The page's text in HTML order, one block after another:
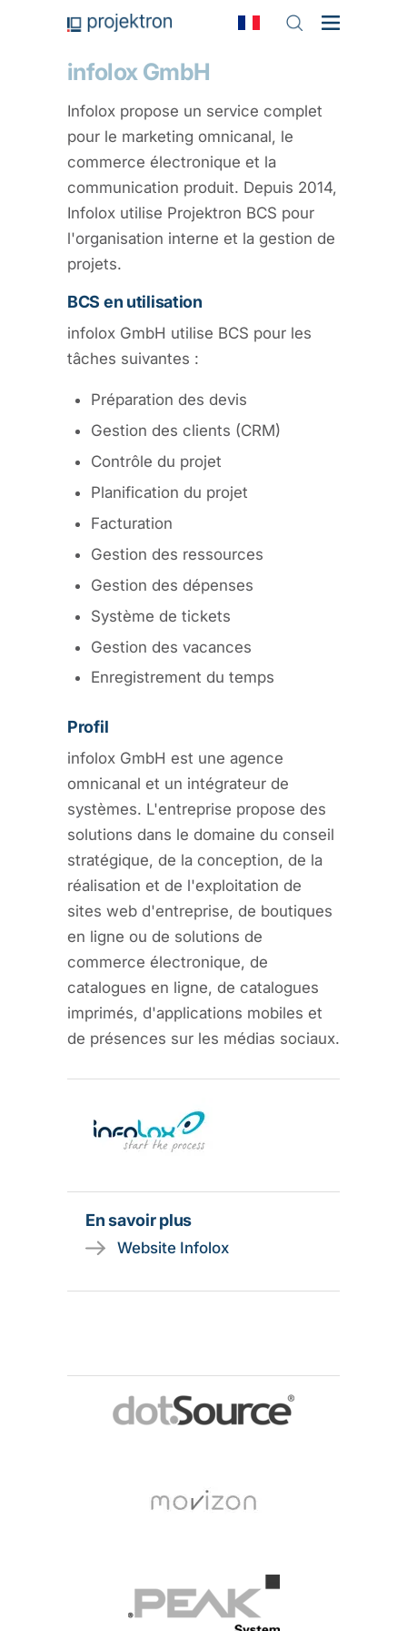
infolox GmbH
Infolox propose un service complet
pour le marketing omnicanal, le
commerce électronique et la
communication produit. Depuis 2014,
Infolox utilise Projektron BCS pour
l'organisation interne et la gestion de
projets.
BCS en utilisation
infolox GmbH utilise BCS pour les
tâches suivantes :
Préparation des devis
Gestion des clients (CRM)
Contrôle du projet
Planification du projet
Facturation
Gestion des ressources
Gestion des dépenses
Système de tickets
Gestion des vacances
Enregistrement du temps
Profil
infolox GmbH est une agence
omnicanal et un intégrateur de
systèmes. L'entreprise propose des
solutions dans le domaine du conseil
stratégique, de la conception, de la
réalisation et de l'exploitation de
sites web d'entreprise, de boutiques
en ligne ou de solutions de
commerce électronique, de
catalogues en ligne, de catalogues
imprimés, d'applications mobiles et
de présences sur les médias sociaux.
En savoir plus
Website Infolox